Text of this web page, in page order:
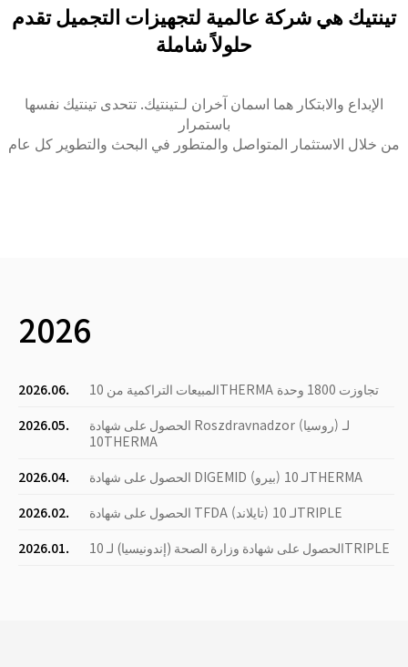
تينتيك هي شركة عالمية لتجهيزات التجميل تقدم
حلولاً شاملة
الإبداع والابتكار هما اسمان آخران لـتينتيك. تتحدى تينتيك نفسها
باستمرار
من خلال الاستثمار المتواصل والمتطور في البحث والتطوير كل عام
2026
2026.06.
المبيعات التراكمية من 10THERMA تجاوزت 1800 وحدة
2026.05.
الحصول على شهادة Roszdravnadzor (روسيا) لـ
10THERMA
2026.04.
الحصول على شهادة DIGEMID (بيرو) لـ 10THERMA
2026.02.
الحصول على شهادة TFDA (تايلاند) لـ 10TRIPLE
2026.01.
الحصول على شهادة وزارة الصحة (إندونيسيا) لـ 10TRIPLE